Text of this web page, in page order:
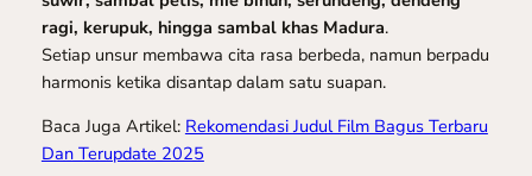
ragi, kerupuk, hingga sambal khas Madura.
Setiap unsur membawa cita rasa berbeda, namun berpadu
harmonis ketika disantap dalam satu suapan.
Baca Juga Artikel: Rekomendasi Judul Film Bagus Terbaru
Dan Terupdate 2025